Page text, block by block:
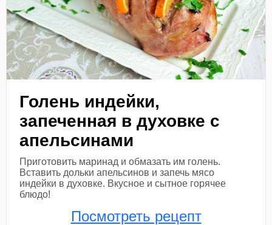
Голень индейки,
запеченная в духовке с
апельсинами
Приготовить маринад и обмазать им голень.
Вставить дольки апельсинов и запечь мясо
индейки в духовке. Вкусное и сытное горячее
блюдо!
Посмотреть рецепт